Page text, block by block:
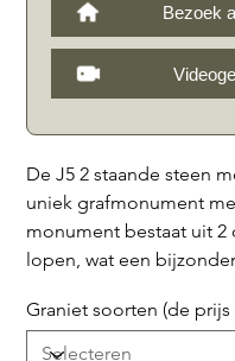
Bezoek
De J5 2 staande steen
uniek grafmonument
monument bestaat uit 2
lopen, wat een
of een extra tekst
grafmonument een
Graniet soorten (de